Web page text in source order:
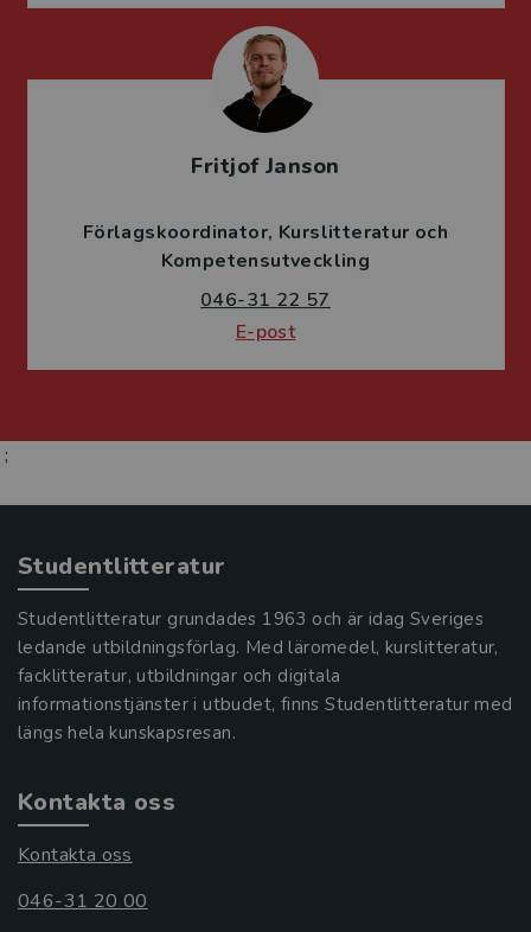
Fritjof Janson
Förlagskoordinator Kurslitteratur och
Kompetensutveckling
046-31 22 57
E-post
;
Studentlitteratur
Studentlitteratur grundades 1963 och är idag Sveriges
ledande utbildningsförlag. Med läromedel, kurslitteratur,
facklitteratur, utbildningar och digitala
informationstjänster i utbudet, finns Studentlitteratur med
längs hela kunskapsresan.
Kontakta oss
Kontakta oss
046-31 20 00